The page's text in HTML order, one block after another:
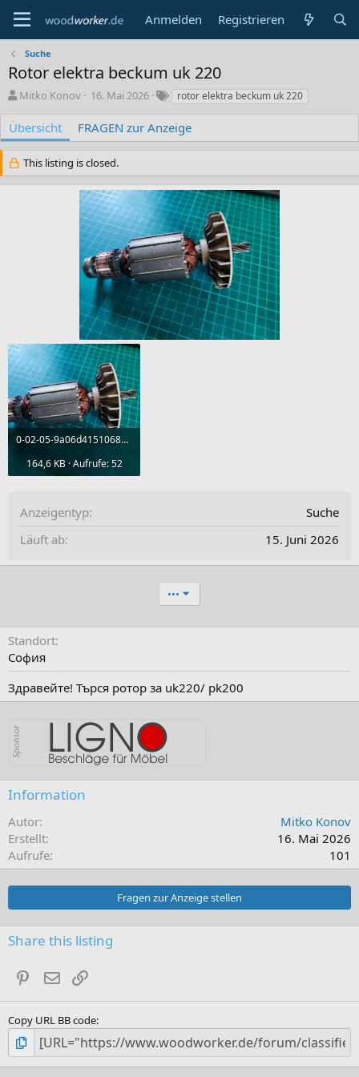
Anmelden Registrieren
Suche
Rotor elektra beckum uk 220
A
t
o
Mitko Konov
C
e
a
i
n
d
a
t
e
16. Mai 2026
S
h
l
o
r
t
e
rotor elektra beckum uk 220
Übersicht FRAGEN zur Anzeige
This listing is closed.
0-02-05-9a06d41510687b09e8674ce034afd50c889a78981dfe821a93d8f3541ef65eca_c1ba68af62a7ea1b.jpg
164,6 KB · Aufrufe: 52
Anzeigentyp
Suche
Läuft ab
15. Juni 2026
•••
Standort
София
Здравейте! Търся ротор за uk220/ pk200
Information
Autor
Mitko Konov
Erstellt
16. Mai 2026
Aufrufe
101
Fragen zur Anzeige stellen
Share this listing
Pinterest
E-Mail
Copy URL BB code